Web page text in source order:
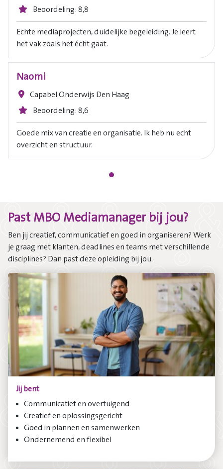
Beoordeling: 8,8
Echte mediaprojecten, duidelijke begeleiding. Je leert
het vak zoals het écht gaat.
Naomi
Capabel Onderwijs Den Haag
Beoordeling: 8,6
Goede mix van creatie en organisatie. Ik heb nu echt
overzicht en structuur.
Past MBO Mediamanager bij jou?
Ben jij creatief, communicatief en goed in organiseren? Werk
je graag met klanten, deadlines en teams met verschillende
disciplines? Dan past deze opleiding bij jou.
Jij bent
Communicatief en overtuigend
Creatief en oplossingsgericht
Goed in plannen en samenwerken
Ondernemend en flexibel